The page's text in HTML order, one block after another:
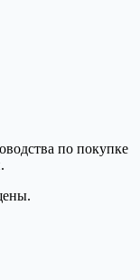
по покупке